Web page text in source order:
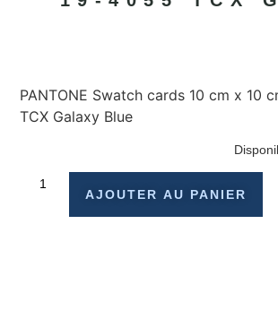
PANTONE Swatch cards 10 cm x 10
TCX Galaxy Blue
AJOUTER AU PANIER